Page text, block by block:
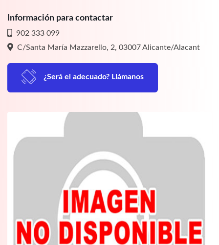
Información para contactar
902 333 099
C/Santa María Mazzarello, 2, 03007 Alicante/Alacant
¿Será el adecuado? Llámanos